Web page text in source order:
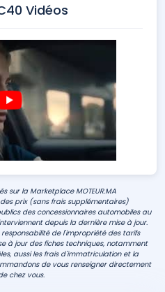
Vidéos
sur la Marketplace MOTEUR.MA
prix (sans frais supplémentaires)
des concessionnaires automobiles au
depuis la dernière mise à jour.
responsabilité de l'impropriété des tarifs
à jour des fiches techniques, notamment
aussi les frais d'immatriculation et la
de vous renseigner directement
chez vous.